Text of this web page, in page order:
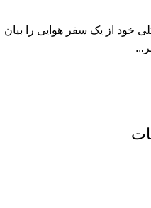
خود از یک سفر هوایی را بیان